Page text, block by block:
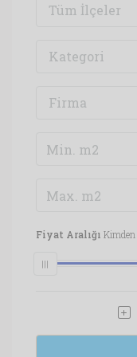
Tüm İlçeler
Kategori
Firma
Fiyat Aralığı Kimden